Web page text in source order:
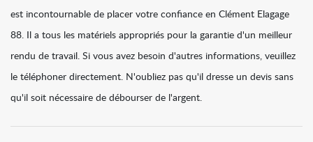
est incontournable de placer votre confiance en Clément Elagage
88. Il a tous les matériels appropriés pour la garantie d'un meilleur
rendu de travail. Si vous avez besoin d'autres informations, veuillez
le téléphoner directement. N'oubliez pas qu'il dresse un devis sans
qu'il soit nécessaire de débourser de l'argent.